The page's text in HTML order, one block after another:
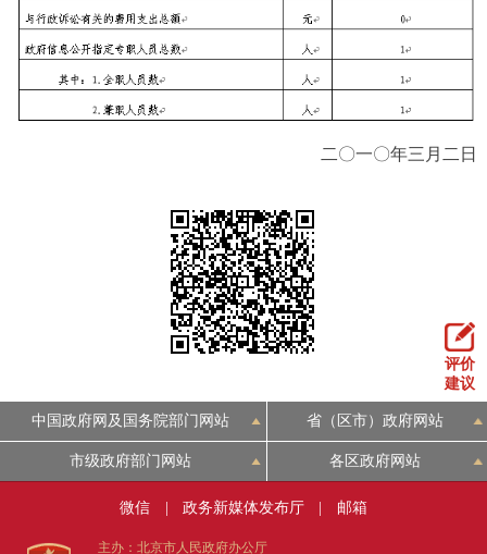
二〇一〇年三月二日
评价
建议
中国政府网及国务院部门网站 省（区市）政府网站
市级政府部门网站 各区政府网站
微信 政务新媒体发布厅 邮箱
主办：北京市人民政府办公厅